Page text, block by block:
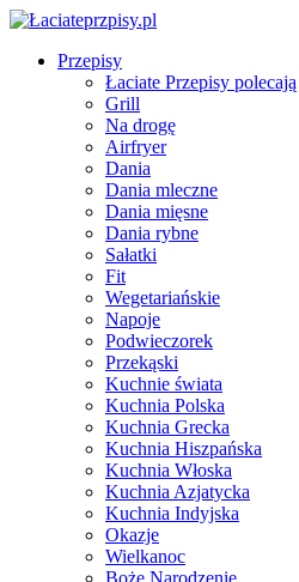
Przepisy
Łaciate Przepisy polecają
Grill
Na drogę
Airfryer
Dania
Dania mleczne
Dania mięsne
Dania rybne
Sałatki
Fit
Wegetariańskie
Napoje
Podwieczorek
Przekąski
Kuchnie świata
Kuchnia Polska
Kuchnia Grecka
Kuchnia Hiszpańska
Kuchnia Włoska
Kuchnia Azjatycka
Kuchnia Indyjska
Okazje
Wielkanoc
Boże Narodzenie